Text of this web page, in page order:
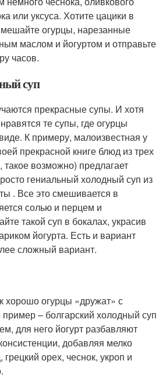
или уксуса. Хотите цацики в
огурцы, нарезанные
маслом и йогуртом и отправьте
часов.
суп
прекрасные супы. И хотя
те супы, где огурцы
К примеру, малоизвестная у
прекрасной книге блюд из трех
такое возможно) предлагает
гениальный холодный суп из
. Все это смешивается в
солью и перцем и
такой суп в бокалах, украсив
йогурта. Есть и вариант
сложный вариант.
хорошо огурцы «дружат» с
– болгарский холодный суп
для него йогурт разбавляют
добавляя мелко
орех, чеснок, укроп и